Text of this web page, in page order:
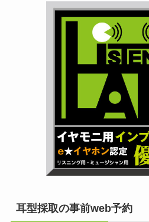
耳型採取の事前web予約